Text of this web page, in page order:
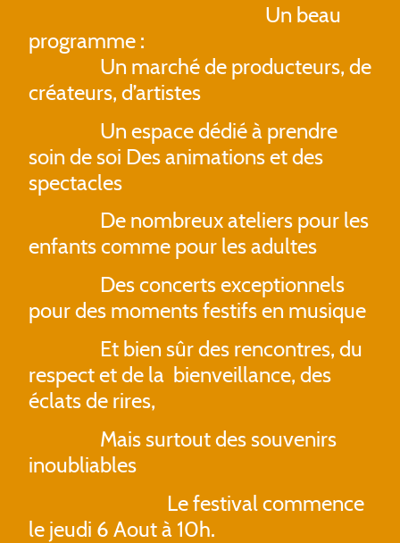
Un beau
programme :
Un marché de producteurs, de
créateurs, d’artistes
Un espace dédié à prendre
soin de soi Des animations et des
spectacles
De nombreux ateliers pour les
enfants comme pour les adultes
Des concerts exceptionnels
pour des moments festifs en musique
Et bien sûrdes rencontres, du
respect et de la bienveillance, des
éclats de rires,
Mais surtout des souvenirs
inoubliables
Le festival commence
le jeudi 6 Aout à 10h.